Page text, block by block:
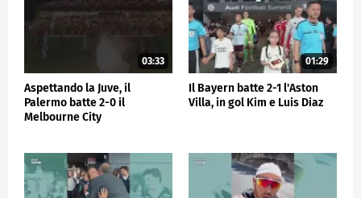
03:33
Aspettando la Juve, il
Palermo batte 2-0 il
Melbourne City
01:29
Il Bayern batte 2-1 l'Aston
Villa, in gol Kim e Luis Diaz